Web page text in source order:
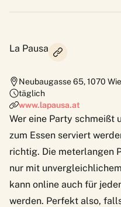
La Pausa
Neubaugasse 65,1070
täglich
www.lapausa.at
Wer eine Party schmeißt
zum Essen serviert
richtig. Die meterlangen
nur mit
kann online auch für
werden. Perfekt also,